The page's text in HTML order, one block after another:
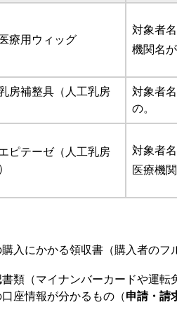
療用ウィッグ
対象者
機関名
房補整具（人工乳房
対象者
の。
ピテーゼ（人工乳房
対象者
医療機
入にかかる領収書（購入者のフ
類（マイナンバーカードや運転
座情報が分かるもの（申請・請